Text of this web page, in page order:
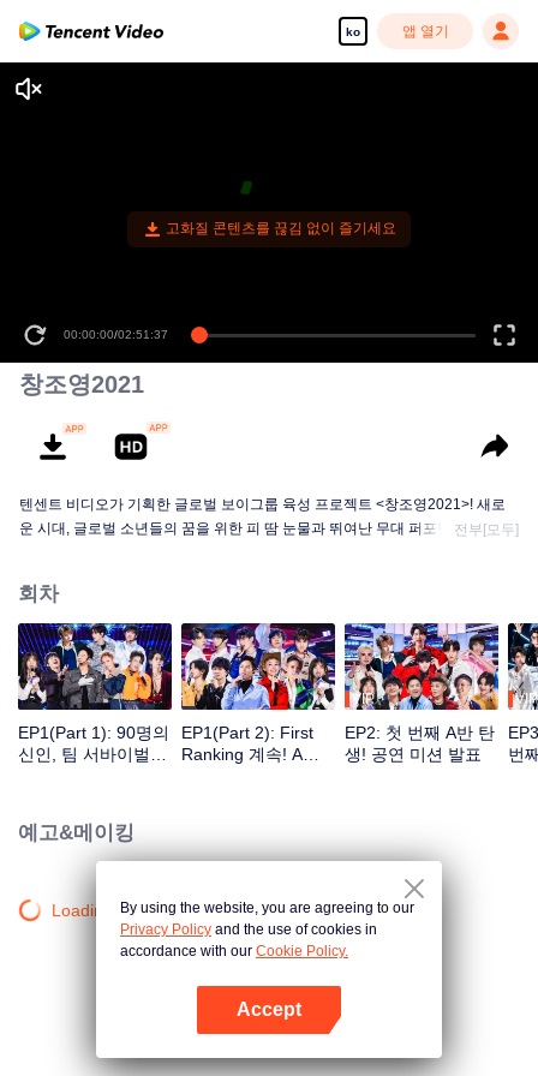
ko 앱 열기
고화질 콘텐츠를 끊김 없이 즐기세요
00:00:00/02:51:37
창조영2021
텐센트 비디오가 기획한 글로벌 보이그룹 육성 프로젝트 <창조영2021>! 새로
운 시대, 글로벌 소년들의 꿈을 위한 피 땀 눈물과 뛰여난 무대 퍼포먼스. 부동한
전부[모두]
회차
EP1(Part 1): 90명의
신인, 팀 서바이벌이
EP1(Part 2): First
Ranking 계속! A반
VIP
EP2: 첫 번째 A반 탄
생! 공연 미션 발표
VIP
번
예고&메이킹
Loading…By using the website, you are agreeing to our
Privacy Policy and the use of cookies in
accordance with our Cookie Policy.
Accept